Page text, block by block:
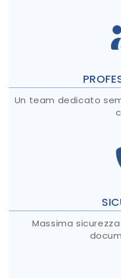
Un team dedicato
Massima